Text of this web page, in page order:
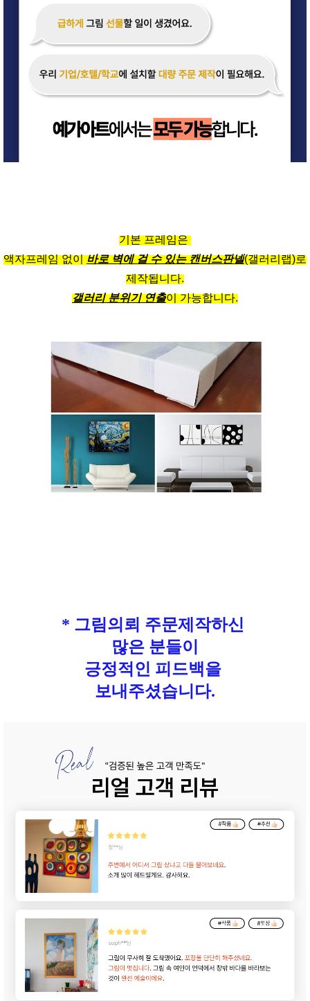
기본 프레임은
액자프레임 없이 바로 벽에 걸 수 있는 캔버스판넬(갤러리랩)로
제작됩니다.
갤러리 분위기 연출이 가능합니다.
* 그림의뢰 주문제작하신
많은 분들이
긍정적인 피드백을
보내주셨습니다.